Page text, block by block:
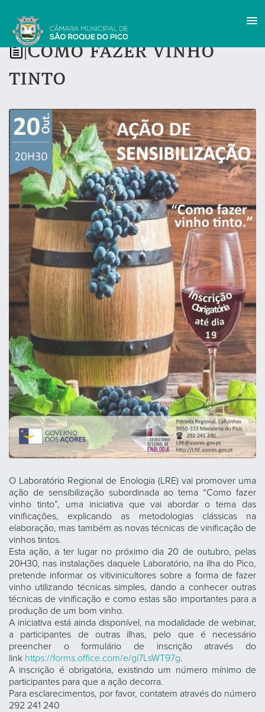
Como fazer vinho
tinto
O Laboratório Regional de Enologia (LRE) vai promover uma
ação de sensibilização subordinada ao tema “Como fazer
vinho tinto”, uma iniciativa que vai abordar o tema das
vinificações, explicando as metodologias clássicas na
elaboração, mas também as novas técnicas de vinificação de
vinhos tintos.
Esta ação, a ter lugar no próximo dia 20 de outubro, pelas
20H30, nas instalações daquele Laboratório, na ilha do Pico,
pretende informar os vitivinicultores sobre a forma de fazer
vinho utilizando técnicas simples, dando a conhecer outras
técnicas de vinificação e como estas são importantes para a
produção de um bom vinho.
A iniciativa está ainda disponível, na modalidade de webinar,
a participantes de outras ilhas, pelo que é necessário
preencher o formulário de inscrição através do
link https://forms.office.com/e/gi7LsWT97g.
A inscrição é obrigatória, existindo um número mínimo de
participantes para que a ação decorra.
Para esclarecimentos, por favor, contatem através do número
292 241 240